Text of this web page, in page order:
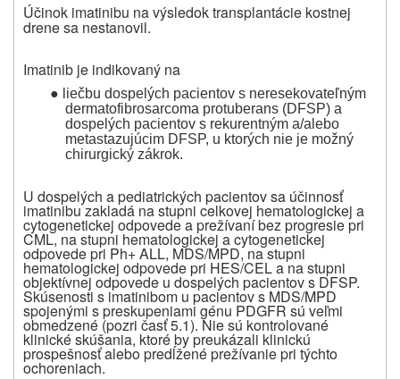
Účinok imatinibu na výsledok transplantácie kostnej
drene sa nestanovil.
Imatinib je indikovaný na
● liečbu dospelých pacientov s neresekovateľným
dermatofibrosarcoma protuberans (DFSP) a
dospelých pacientov s rekurentným a/alebo
metastazujúcim DFSP, u ktorých nie je možný
chirurgický zákrok.
U dospelých a pediatrických pacientov sa účinnosť
imatinibu zakladá na stupni celkovej hematologickej a
cytogenetickej odpovede a prežívaní bez progresie pri
CML, na stupni hematologickej a cytogenetickej
odpovede pri Ph+ ALL, MDS/MPD, na stupni
hematologickej odpovede pri HES/CEL a na stupni
objektívnej odpovede u dospelých pacientov s DFSP.
Skúsenosti s imatinibom u pacientov s MDS/MPD
spojenými s preskupeniami génu PDGFR sú veľmi
obmedzené (pozri časť 5.1). Nie sú kontrolované
klinické skúšania, ktoré by preukázali klinickú
prospešnosť alebo predĺžené prežívanie pri týchto
ochoreniach.